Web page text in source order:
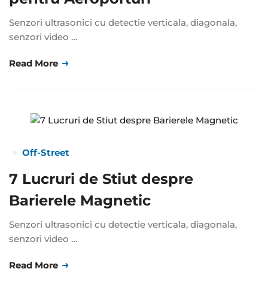
Senzori ultrasonici cu detectie verticala, diagonala,
senzori video …
Read More
Off-Street
7 Lucruri de Stiut despre
Barierele Magnetic
Senzori ultrasonici cu detectie verticala, diagonala,
senzori video …
Read More